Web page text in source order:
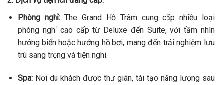
Phòng nghỉ:The Grand Hồ Tràm cung cấp nhiều loại
phòng nghỉ cao cấp từ Deluxe đến Suite, với tầm nhìn
hướng biển hoặc hướng hồ bơi, mang đến trải nghiệm lưu
trú sang trọng và tiện nghi.
Spa:Nơi du khách được thư giãn, tái tạo năng lượng sau